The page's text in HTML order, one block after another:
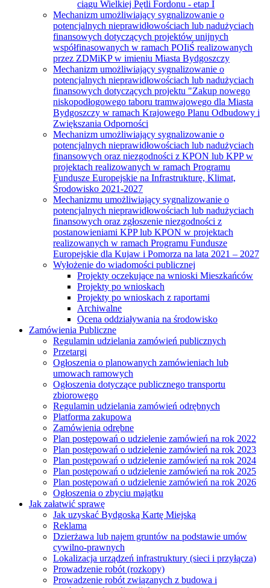
ciągu Wielkiej Pętli Fordonu - etap I
Mechanizm umożliwiający sygnalizowanie o
potencjalnych nieprawidłowościach lub nadużyciach
finansowych dotyczących projektów unijnych
współfinasowanych w ramach POIiŚ realizowanych
przez ZDMiKP w imieniu Miasta Bydgoszczy
Mechanizm umożliwiający sygnalizowanie o
potencjalnych nieprawidłowościach lub nadużyciach
finansowych dotyczących projektu "Zakup nowego
niskopodłogowego taboru tramwajowego dla Miasta
Bydgoszczy w ramach Krajowego Planu Odbudowy i
Zwiększania Odporności
Mechanizm umożliwiający sygnalizowanie o
potencjalnych nieprawidłowościach lub nadużyciach
finansowych oraz niezgodności z KPON lub KPP w
projektach realizowanych w ramach Programu
Fundusze Europejskie na Infrastrukturę, Klimat,
Środowisko 2021-2027
Mechanizmu umożliwiający sygnalizowanie o
potencjalnych nieprawidłowościach lub nadużyciach
finansowych oraz zgłoszenie niezgodności z
postanowieniami KPP lub KPON w projektach
realizowanych w ramach Programu Fundusze
Europejskie dla Kujaw i Pomorza na lata 2021 – 2027
Wyłożenie do wiadomości publicznej
Projekty oczekujące na wnioski Mieszkańców
Projekty po wnioskach
Projekty po wnioskach z raportami
Archiwalne
Ocena oddziaływania na środowisko
Zamówienia Publiczne
Regulamin udzielania zamówień publicznych
Przetargi
Ogłoszenia o planowanych zamówieniach lub
umowach ramowych
Ogłoszenia dotyczące publicznego transportu
zbiorowego
Regulamin udzielania zamówień odrębnych
Platforma zakupowa
Zamówienia odrębne
Plan postępowań o udzielenie zamówień na rok 2022
Plan postępowań o udzielenie zamówień na rok 2023
Plan postępowań o udzielenie zamówień na rok 2024
Plan postępowań o udzielenie zamówień na rok 2025
Plan postępowań o udzielenie zamówień na rok 2026
Ogłoszenia o zbyciu majątku
Jak załatwić sprawę
Jak uzyskać Bydgoską Kartę Miejską
Reklama
Dzierżawa lub najem gruntów na podstawie umów
cywilno-prawnych
Lokalizacja urządzeń infrastruktury (sieci i przyłącza)
Prowadzenie robót (rozkopy)
Prowadzenie robót związanych z budowa i